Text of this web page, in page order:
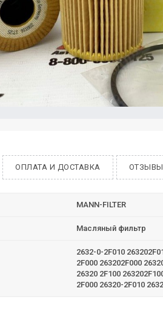
ОПЛАТА И ДОСТАВКА ОТЗЫВЫ
MANN-FILTER
Масляный фильтр
2632-0-2F010
2F000 263202F000
26320 2F100
2F000 26320-2F010